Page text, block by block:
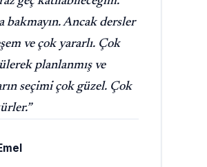
bakmayın. Ancak dersler
ve çok yararlı. Çok
planlanmış ve
seçimi çok güzel. Çok